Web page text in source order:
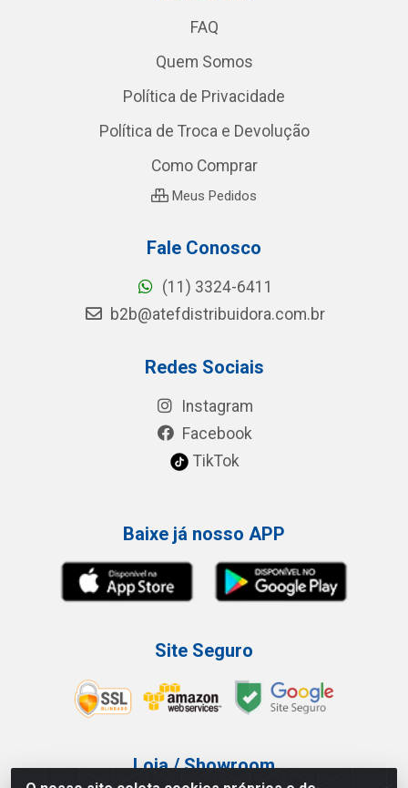
FAQ
Quem Somos
Política de Privacidade
Política de Troca e Devolução
Como Comprar
Meus Pedidos
Fale Conosco
(11) 3324-6411
b2b@atefdistribuidora.com.br
Redes Sociais
Instagram
Facebook
TikTok
Baixe já nosso APP
Site Seguro
Loja / Showroom